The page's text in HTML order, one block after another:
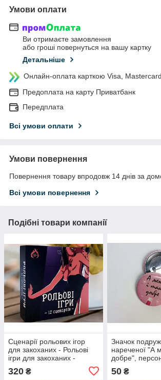
Умови оплати
Ви отримаєте замовлення
або гроші повернуться на вашу картку
Детальніше
Онлайн-оплата карткою Visa,
Предоплата на карту Приватбанк
Передплата
Всі умови оплати
Умови повернення
Повернення товару впродовж 14 днів за
Всі умови повернення
Подібні товари компанії
Сценарії рольових ігор
для закоханих - Рольові
ігри для закоханих -
320 ₴
Значок
нареченої "А
добре",
дівич-вечір,
дівич-вечір
50₴